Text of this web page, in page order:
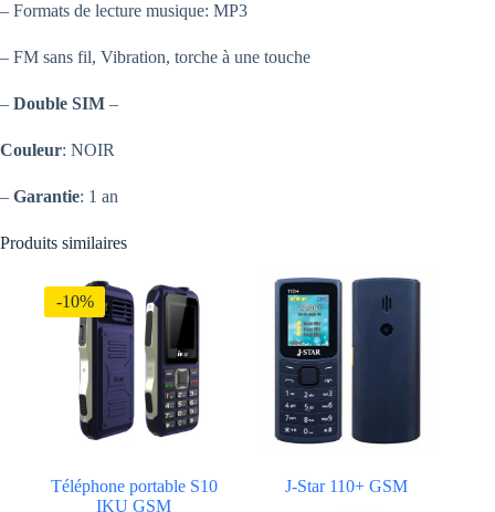
– Formats de lecture musique: MP3
– FM sans fil, Vibration, torche à une touche
– Double SIM –
Couleur: NOIR
– Garantie: 1 an
Produits similaires
-10%
Téléphone portable S10
IKU GSM
J-Star 110+ GSM